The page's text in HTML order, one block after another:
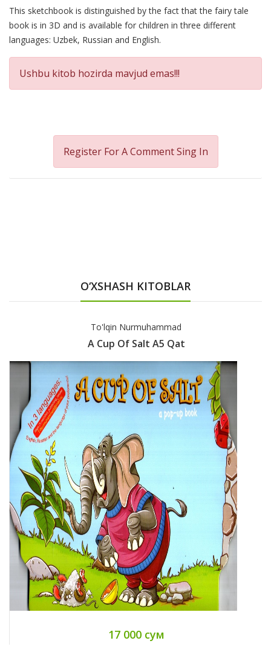
Product
Summery
This sketchbook is distinguished by the fact that the fairy tale
book is in 3D and is available for children in three different
languages: Uzbek, Russian and English.
Ushbu kitob hozirda mavjud emas!!!
Register For A CommentSing In
O‘XSHASH KITOBLAR